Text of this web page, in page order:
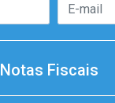
Notas Fiscais